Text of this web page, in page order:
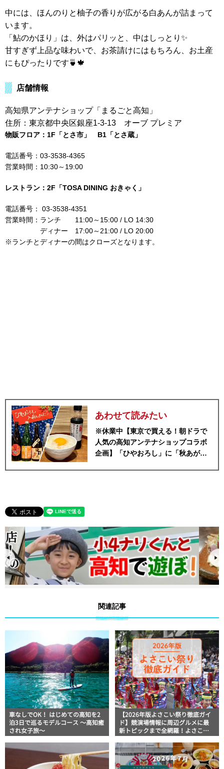
中には、ほんのりと柚子の香りが広がる白あんが詰まって
います。
「鮎のかほり」は、外はパリッと、中はしっとり✨
甘すぎず上品な味わいで、お茶請けにはもちろん、お土産
にもぴったりです🍵🍁
店舗情報
高知県アンテナショップ「まるごと高知」
住所：東京都中央区銀座1-3-13 オーブ プレミア
物販フロア：1F「とさ市」 B1「とさ蔵」
電話番号：03-3538-4365
営業時間：10:30～19:00
レストラン：2F「TOSA DINING おきゃく」
電話番号： 03-3538-4351
営業時間：ランチ 11:00～15:00 / LO 14:30
ディナー 17:00～21:00 / LO 20:00
※ランチとディナーの間はクローズとなります。
あわせて読みたい
※休業中【東京で買える！朝ドラで
人気の高知アンテナショップコラボ
企画】「ひやおろし」に「秋あが
関連記事
車なしでOK！ はじめての高知を2
泊3日で巡るモデルコース 〜高知癒
され女子旅〜
【2026年版よさこい祭り徹底ガイ
ド】競演場情報に周辺グルメに最
新トピックまで全網羅！よさこい
全版